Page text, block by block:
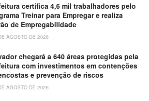
certifica 4,6 mil trabalhadores pelo
Treinar para Empregar e realiza
de Empregabilidade
AGOSTO DE 2026
chegará a 640 áreas protegidas pela
com investimentos em contenções
e prevenção de riscos
AGOSTO DE 2026